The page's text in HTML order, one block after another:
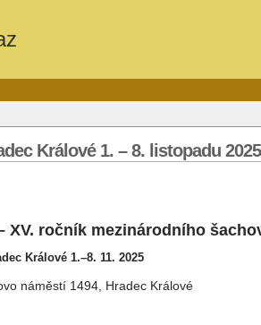
Králové 1. – 8. listopadu 2025
XV. ročník mezinárodního
Králové 1.–8. 11. 2025
náměstí 1494, Hradec Králové